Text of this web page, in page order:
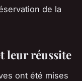
de la
leur réussite
ont été mises